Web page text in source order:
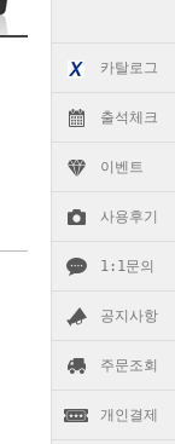
카탈로그
출석체크
이벤트
사용후기
1:1문의
공지사항
주문조회
개인결제